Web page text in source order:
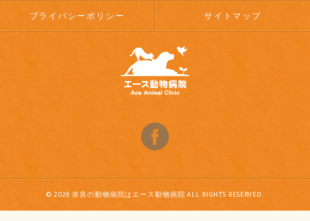
プライバシーポリシー サイトマップ
© 2026 奈良の動物病院はエース動物病院 ALL RIGHTS RESERVED.